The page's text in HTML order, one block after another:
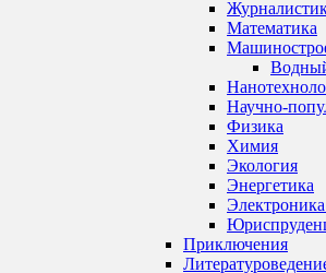
Математика
Научно-
Физика
Химия
Экология
Энергетика
Приключения